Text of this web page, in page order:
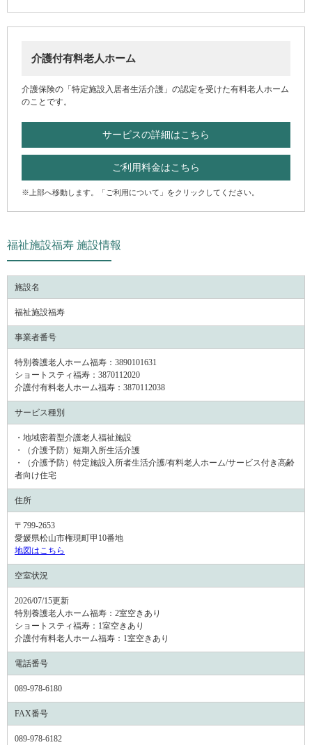
介護付有料老人ホーム
介護保険の「特定施設入居者生活介護」の認定を受けた有料老人ホーム
のことです。
サービスの詳細はこちら
ご利用料金はこちら
※上部へ移動します。「ご利用について」をクリックしてください。
福祉施設福寿 施設情報
施設名
福祉施設福寿
事業者番号
特別養護老人ホーム福寿：3890101631
ショートスティ福寿：3870112020
介護付有料老人ホーム福寿：3870112038
サービス種別
・地域密着型介護老人福祉施設
・（介護予防）短期入所生活介護
・（介護予防）特定施設入所者生活介護/有料老人ホーム/サービス付き高齢
者向け住宅
住所
〒799-2653
愛媛県松山市権現町甲10番地
地図はこちら
空室状況
2026/07/15更新
特別養護老人ホーム福寿： 2室空きあり
ショートスティ福寿： 1室空きあり
介護付有料老人ホーム福寿： 1室空きあり
電話番号
089-978-6180
FAX番号
089-978-6182